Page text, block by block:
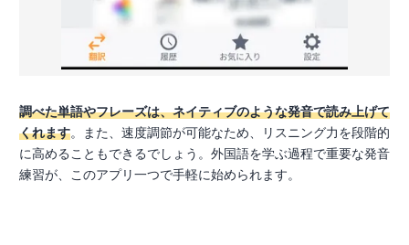
調べた単語やフレーズは、ネイティブのような発音で読み上げて
くれます。また、速度調節が可能なため、リスニング力を段階的
に高めることもできるでしょう。外国語を学ぶ過程で重要な発音
練習が、このアプリ一つで手軽に始められます。